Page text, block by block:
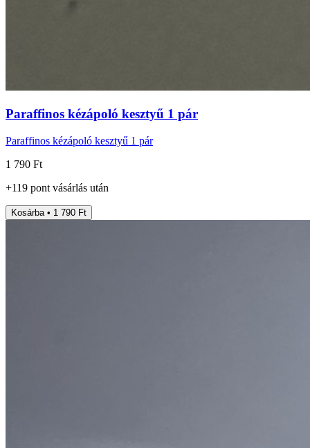
Paraffinos kézápoló kesztyű 1 pár
Paraffinos kézápoló kesztyű 1 pár
1 790 Ft
+119 pont vásárlás után
Kosárba • 1 790 Ft